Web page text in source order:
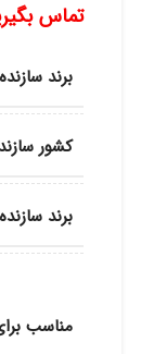
تماس
برند
کشور
برند
مناسب